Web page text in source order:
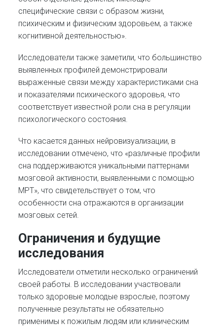
специфические связи с образом жизни,
психическим и физическим здоровьем, а также
когнитивной деятельностью».
Исследователи также заметили, что большинство
выявленных профилей демонстрировали
выраженные связи между характеристиками сна
и показателями психического здоровья, что
соответствует известной роли сна в регуляции
психологического состояния.
Что касается данных нейровизуализации, в
исследовании отмечено, что «различные профили
сна поддерживаются уникальными паттернами
мозговой активности, выявленными с помощью
МРТ», что свидетельствует о том, что
особенности сна отражаются в организации
мозговых сетей.
Ограничения и будущие
исследования
Исследователи отметили несколько ограничений
своей работы. В исследовании участвовали
только здоровые молодые взрослые, поэтому
полученные результаты не обязательно
применимы к пожилым людям или клиническим